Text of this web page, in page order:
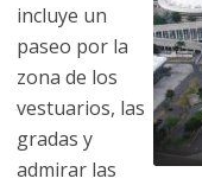
incluye un
paseo por la
zona de los
vestuarios, las
gradas y
admirar las